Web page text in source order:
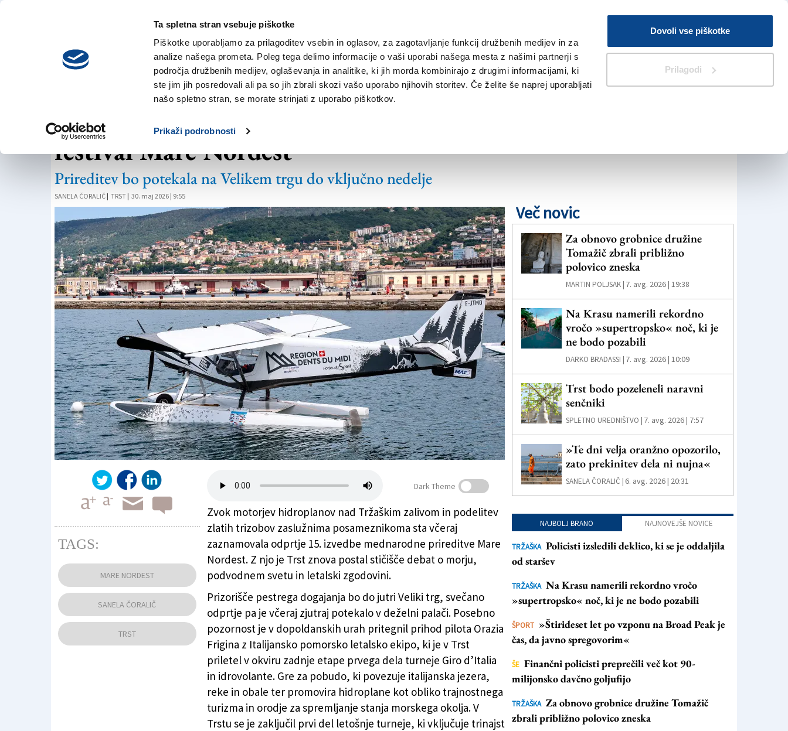
Ta spletna stran vsebuje piškotke
Piškotke uporabljamo za prilagoditev vsebin in oglasov, za zagotavljanje funkcij družbenih medijev in za
analize našega prometa. Poleg tega delimo informacije o vaši uporabi našega mesta z našimi partnerji s
področja družbenih medijev, oglaševanja in analitike, ki jih morda kombinirajo z drugimi informacijami, ki
ste jim jih posredovali ali pa so jih zbrali skozi vašo uporabo njihovih storitev. Če želite še naprej uporabljati
našo spletno stran, se morate strinjati z uporabo piškotkov.
Prikaži podrobnosti
Dovoli vse piškotke
Prilagodi
sobota,
8. avgusta 2026
V Kioskih
Iskanje
NOVICE TRŽAŠKA GORIŠKA KULTURA ŠPORT ŠE
Hidroplani in zlati trizobi uvedli 15.
festival Mare Nordest
Prireditev bo potekala na Velikem trgu do vključno nedelje
SANELA ČORALIČ | TRST | 30. maj 2026 | 9:55
Eden od hidroplanov pred tržaškim nabrežjem (LUCA TEDESCHI/FOTODAMJ@N)
Dark Theme
Zvok motorjev hidroplanov nad Tržaškim zalivom in podelitev
zlatih trizobov zaslužnima posameznikoma sta včeraj
zaznamovala odprtje 15. izvedbe mednarodne prireditve Mare
Nordest. Z njo je Trst znova postal stičišče debat o morju,
podvodnem svetu in letalski zgodovini.
Prizorišče pestrega dogajanja bo do jutri Veliki trg, svečano
odprtje pa je včeraj zjutraj potekalo v deželni palači. Posebno
pozornost je v dopoldanskih urah pritegnil prihod pilota Orazia
Frigina z Italijansko pomorsko letalsko ekipo, ki je v Trst
priletel v okviru zadnje etape prvega dela turneje Giro d’Italia
in idrovolante. Gre za pobudo, ki povezuje italijanska jezera,
reke in obale ter promovira hidroplane kot obliko trajnostnega
turizma in orodje za spremljanje stanja morskega okolja. V
Trstu se je zaključil prvi del letošnje turneje, ki vključuje trinajst
TAGS:
MARE NORDEST
SANELA ČORALIČ
TRST
Več novic
Za obnovo grobnice družine
Tomažič zbrali približno
polovico zneska
MARTIN POLJSAK | 7. avg. 2026 | 19:38
Na Krasu namerili rekordno
vročo »supertropsko« noč, ki je
ne bodo pozabili
DARKO BRADASSI | 7. avg. 2026 | 10:09
Trst bodo pozeleneli naravni
senčniki
SPLETNO UREDNIŠTVO | 7. avg. 2026 | 7:57
»Te dni velja oranžno opozorilo,
zato prekinitev dela ni nujna«
SANELA ČORALIČ | 6. avg. 2026 | 20:31
NAJBOLJ BRANO NAJNOVEJŠE NOVICE
TRŽAŠKA Policisti izsledili deklico, ki se je oddaljila
od staršev
TRŽAŠKA Na Krasu namerili rekordno vročo
»supertropsko« noč, ki je ne bodo pozabili
ŠPORT »Štirideset let po vzponu na Broad Peak je
čas, da javno spregovorim«
ŠE Finančni policisti preprečili več kot 90-
milijonsko davčno goljufijo
TRŽAŠKA Za obnovo grobnice družine Tomažič
zbrali približno polovico zneska